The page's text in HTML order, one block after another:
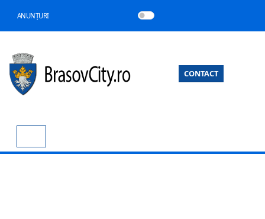
ANUNȚURI
CONTACT